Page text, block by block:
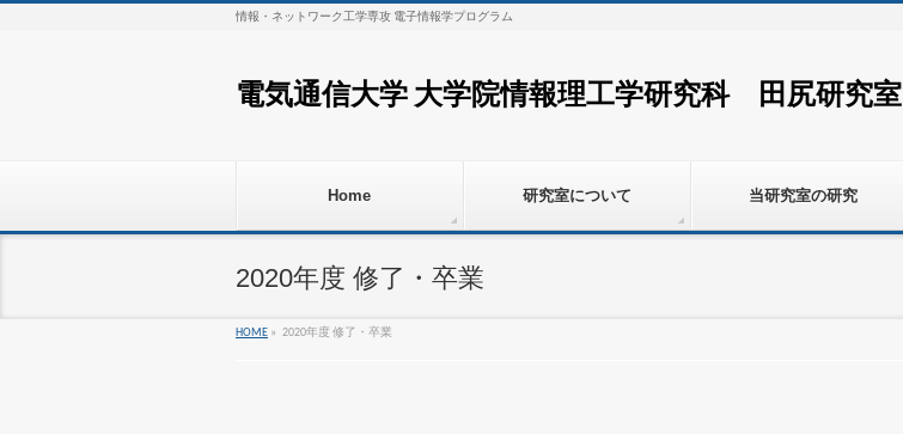
情報・ネットワーク工学専攻 電子情報学プログラム
電気通信大学 大学院情報理工学研究科 田尻研究室
Home 研究室について 当研究室の研究
2020年度 修了・卒業
HOME » 2020年度 修了・卒業